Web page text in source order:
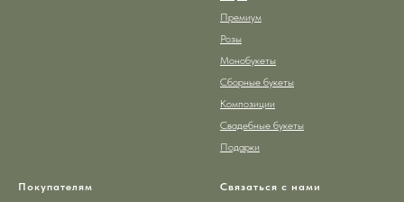
Премиум
Розы
Монобукеты
Сборные букеты
Композиции
Свадебные букеты
Подарки
Покупателям
Связаться с нами